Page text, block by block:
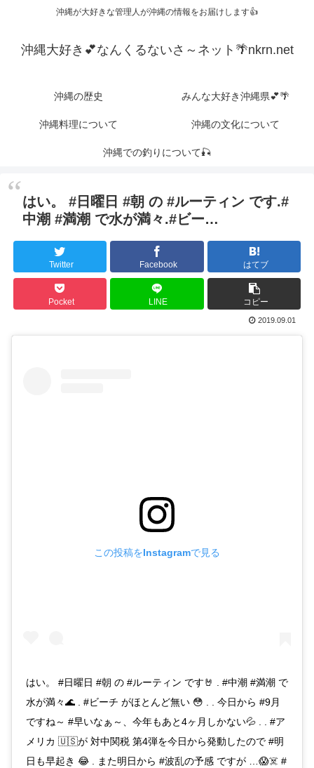
沖縄が大好きな管理人が沖縄の情報をお届けします👍
沖縄大好き💕なんくるないさ～ネット🌴nkrn.net
沖縄の歴史 みんな大好き沖縄県💕🌴
沖縄料理について 沖縄の文化について
沖縄での釣りについて🎣
はい。 #日曜日 #朝 の #ルーティン です.#
中潮 #満潮 で水が満々.#ビー…
Twitter Facebook はてブ
Pocket LINE コピー
2019.09.01
この投稿をInstagramで見る
はい。 #日曜日 #朝 の #ルーティン です🤘 . #中潮 #満潮 で
水が満々🌊 . #ビーチ がほとんど無い 😳 . . 今日から #9月
ですね～ #早いなぁ～、今年もあと4ヶ月しかない💦 . . #ア
メリカ 🇺🇸が 対中関税 第4弾を今日から発動したので #明
日も早起き 😂 . また明日から #波乱の予感 ですが …😱☠️ #